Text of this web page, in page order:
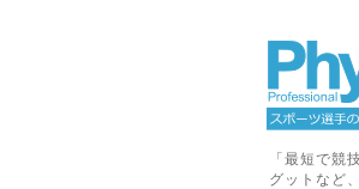
「最短で競
グットなど